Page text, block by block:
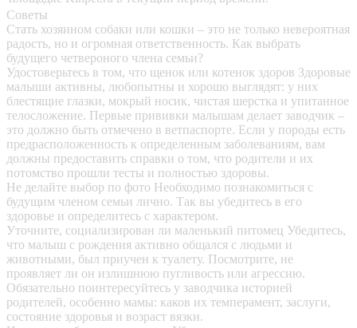
Советы
Стать хозяином собаки или кошки – это не только невероятная
радость, но и огромная ответственность. Как выбрать
будущего четвероного члена семьи?
Удостоверьтесь в том, что щенок или котенок здоров Здоровые
малыши активны, любопытны и хорошо выглядят: у них
блестящие глазки, мокрый носик, чистая шерстка и упитанное
телосложение. Первые прививки малышам делает заводчик –
это должно быть отмечено в ветпаспорте. Если у породы есть
предрасположенность к определенным заболеваниям, вам
должны предоставить справки о том, что родители и их
потомство прошли тесты и полностью здоровы.
Не делайте выбор по фото Необходимо познакомиться с
будущим членом семьи лично. Так вы убедитесь в его
здоровье и определитесь с характером.
Уточните, социализирован ли маленький питомец Убедитесь,
что малыш с рождения активно общался с людьми и
животными, был приучен к туалету. Посмотрите, не
проявляет ли он излишнюю пугливость или агрессию.
Обязательно поинтересуйтесь у заводчика историей
родителей, особенно мамы: каков их темперамент, заслуги,
состояние здоровья и возраст вязки.